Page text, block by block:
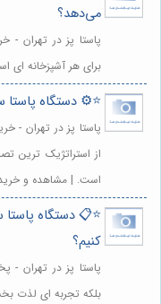
می‌دهد؟
پاستا پز در تهران -
برای هر آشپزخانه
⭐️⚙️ دستگاه پاستا
پاستا پز در تهران -
از استراتژیک ترین
است. | مشاهده و
⭐️📋 دستگاه
کنیم؟
پاستا پز در تهران -
بلکه تجربه ای لذت